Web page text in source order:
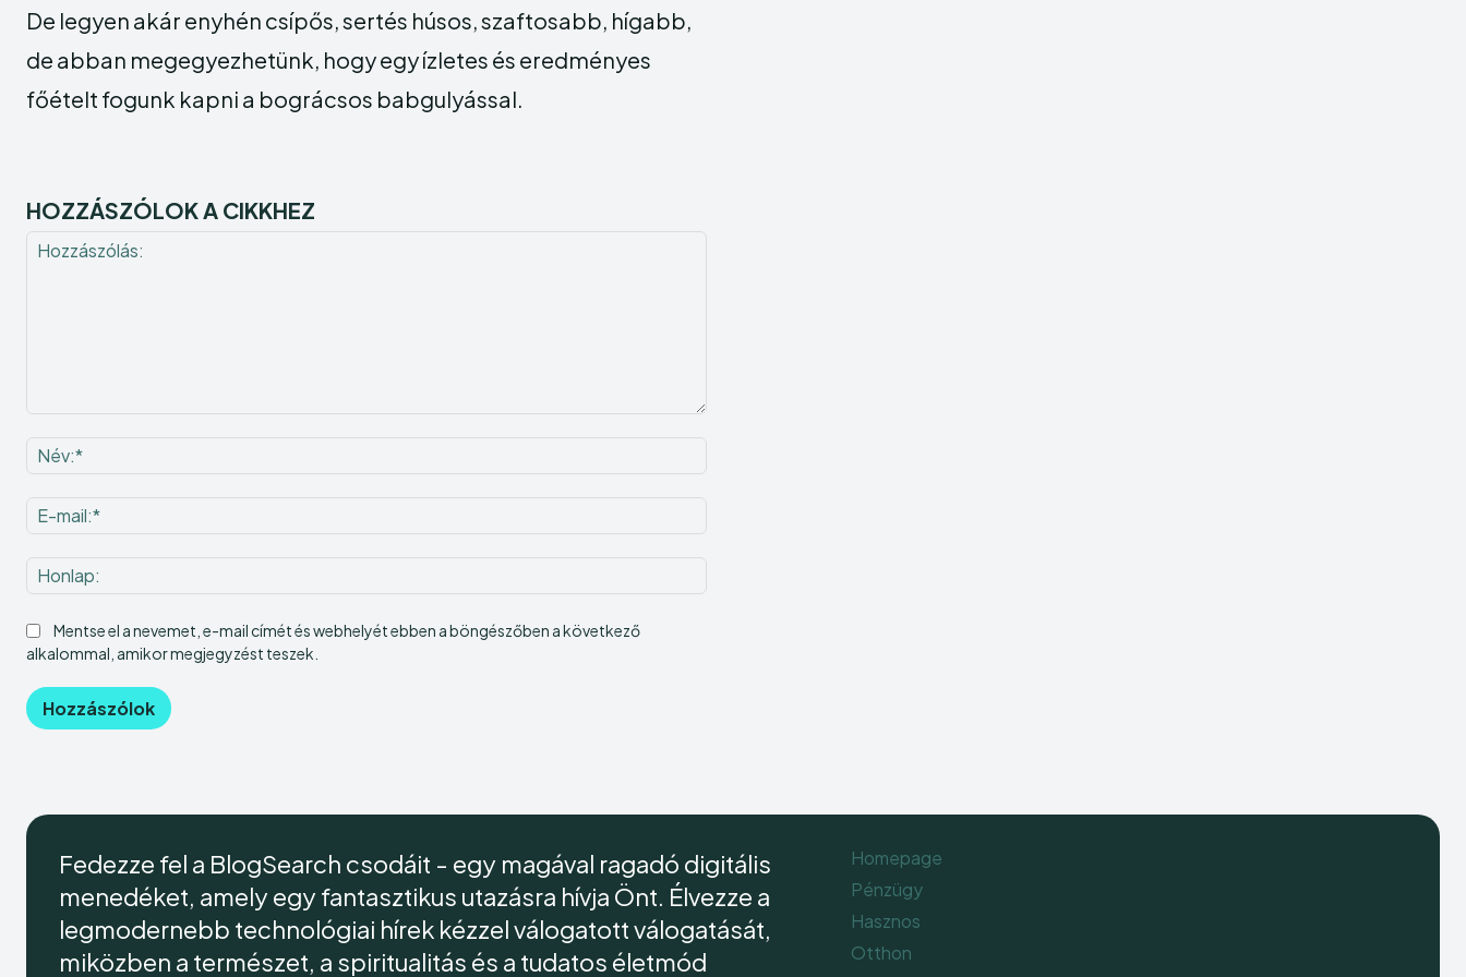
De legyen akár enyhén csípős, sertés húsos, szaftosabb, hígabb,
de abban megegyezhetünk, hogy egy ízletes és eredményes
főételt fogunk kapni a bográcsos babgulyással.
HOZZÁSZÓLOK A CIKKHEZ
mail:*
Mentse el a nevemet, e-mail címét és webhelyét ebben a böngészőben a következő
alkalommal, amikor megjegyzést teszek.
Fedezze fel a BlogSearch csodáit - egy magával ragadó digitális
menedéket, amely egy fantasztikus utazásra hívja Önt. Élvezze a
legmodernebb technológiai hírek kézzel válogatott válogatását,
miközben a természet, a spiritualitás és a tudatos életmód
Homepage
Pénzügy
Hasznos
Otthon